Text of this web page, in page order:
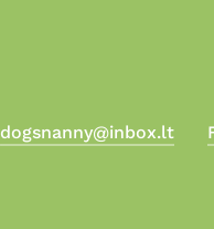
Suma:
dogsnanny@inbox.lt